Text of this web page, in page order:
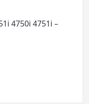
4750i 4751i –